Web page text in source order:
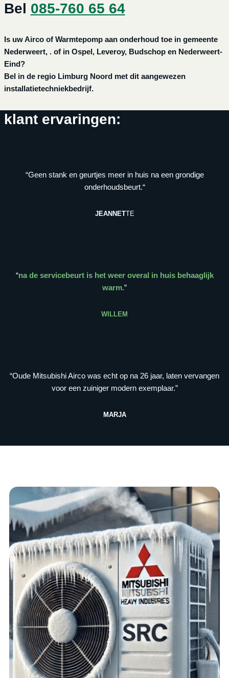
Bel 085-760 65 64
Is uw Airco of Warmtepomp aan onderhoud toe in gemeente
Nederweert, . of in Ospel, Leveroy, Budschop en Nederweert-
Eind?
Bel in de regio Limburg Noord met dit aangewezen
installatietechniekbedrijf.
klant ervaringen:
“Geen stank en geurtjes meer in huis na een grondige
onderhoudsbeurt.“
JEANNETTE
“na de servicebeurt is het weer overal in huis behaaglijk
warm.”
WILLEM
“Oude Mitsubishi Airco was echt op na 26 jaar, laten vervangen
voor een zuiniger modern exemplaar.”
MARJA